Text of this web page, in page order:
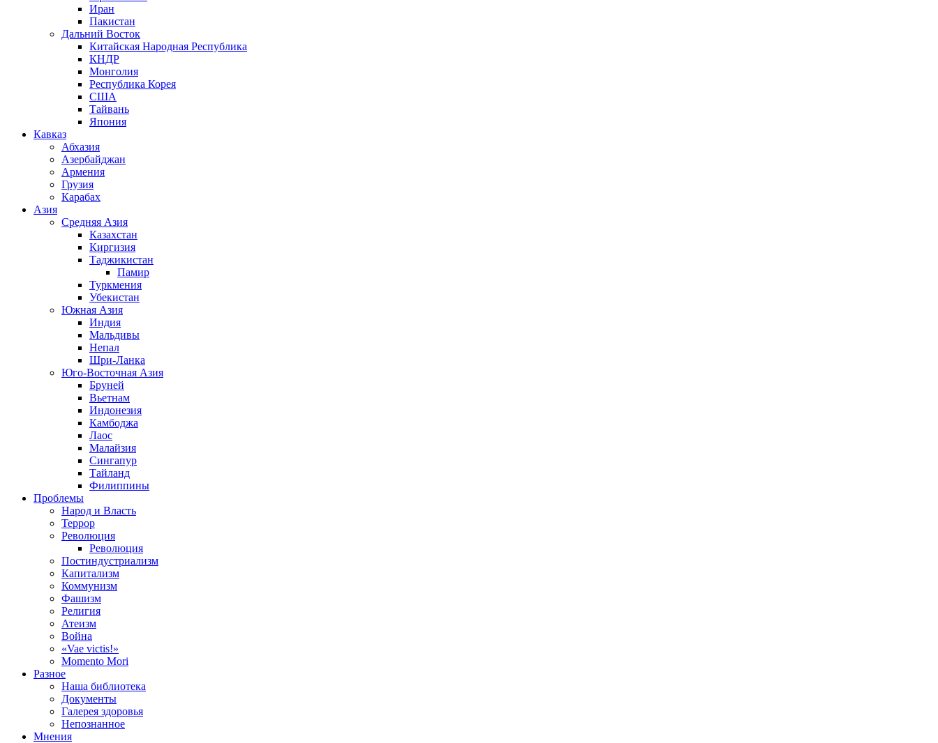
Иран
Пакистан
Дальний Восток
Китайская Народная Республика
КНДР
Монголия
Республика Корея
США
Тайвань
Япония
Кавказ
Абхазия
Азербайджан
Армения
Грузия
Карабах
Азия
Средняя Азия
Казахстан
Киргизия
Таджикистан
Памир
Туркмения
Убекистан
Южная Азия
Индия
Мальдивы
Непал
Шри-Ланка
Юго-Восточная Азия
Бруней
Вьетнам
Индонезия
Камбоджа
Лаос
Малайзия
Сингапур
Тайланд
Филиппины
Проблемы
Народ и Власть
Террор
Революция
Революция
Постиндустриализм
Капитализм
Коммунизм
Фашизм
Религия
Атеизм
Война
«Vae victis!»
Momento Mori
Разное
Наша библиотека
Документы
Галерея здоровья
Непознанное
Мнения